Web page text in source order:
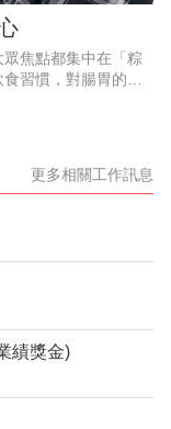
眾焦點都集中在「粽
習慣，對腸胃的殺
近日即接獲一名42
更多相關工作訊息
績獎金)